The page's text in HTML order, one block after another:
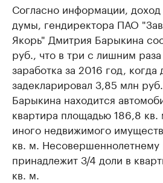
Согласно информации, доход
думы, гендиректора ПАО
Якорь" Дмитрия Барыкина
руб., что в три с лишним
заработка за 2016 год, когда
задекларировал 3,85 млн
Барыкина находится
квартира площадью 186,8
иного недвижимого
кв. м.​ Несовершеннолетнему
принадлежит 3/4 доли в
кв. м.